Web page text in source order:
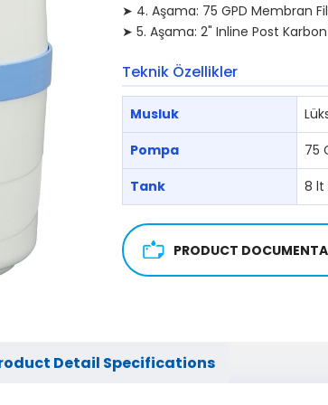
➤ 4. Aşama: 75 GPD Membran
➤ 5. Aşama: 2" Inline Post
Teknik Özellikler
Musluk
Pompa
75
Tank
8 lt
PRODUCT
Detail Specifications